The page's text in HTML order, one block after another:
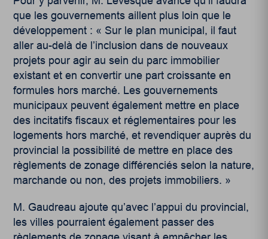
que les gouvernements aillent plus loin que le
développement : « Sur le plan municipal, il faut
aller au-delà de l’inclusion dans de nouveaux
projets pour agir au sein du parc immobilier
existant et en convertir une part croissante en
formules hors marché. Les gouvernements
municipaux peuvent également mettre en place
des incitatifs fiscaux et réglementaires pour les
logements hors marché, et revendiquer auprès du
provincial la possibilité de mettre en place des
règlements de zonage différenciés selon la nature,
marchande ou non, des projets immobiliers. »
M. Gaudreau ajoute qu’avec l’appui du provincial,
les villes pourraient également passer des